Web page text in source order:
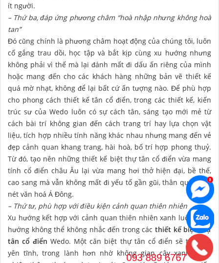
ít người.
– Thứ ba, đáp ứng phương châm “hoà nhập nhưng không hoà
tan”
Đó cũng chính là phương châm hoạt động của chúng tôi, luôn
cố gắng trau dồi, học tập và bắt kịp cùng xu hướng nhưng
không phải vì thế mà lại đánh mất đi dấu ấn riêng của mình
hoặc mang đến cho các khách hàng những bản vẽ thiết kế
quá mờ nhạt, không để lại bất cứ ấn tượng nào. Để phù hợp
cho phong cách thiết kế tân cổ điển, trong các thiết kế, kiến
trúc sư của Wedo luôn có sự cách tân, sáng tạo mới mẻ từ
cách bài trí không gian đến cách trang trí hay lựa chọn vật
liệu, tích hợp nhiều tính năng khác nhau nhưng mang đến vẻ
đẹp cảnh quan khang trang, hài hoà, bố trí hợp phong thuỷ.
Từ đó, tạo nên những thiết kế biệt thự tân cổ điển vừa mang
tính cổ điển châu Âu lại vừa mang hơi thở hiện đại, bề thế,
cao sang mà vẫn không mất đi yếu tố gần gũi, thân quen của
nét văn hoá Á Đông.
– Thứ tư, phù hợp với điều kiện cảnh quan thiên nhiên
Xu hướng kết hợp với cảnh quan thiên nhiên xanh luôn là xu
hướng không thể không nhắc đến trong cácthiết kế biệt thự
tân cổ điểnWedo. Một căn biệt thự tân cổ điển sẽ trở nên
yên tĩnh, trong lành hơn nhờ không gian cây xanh thiên